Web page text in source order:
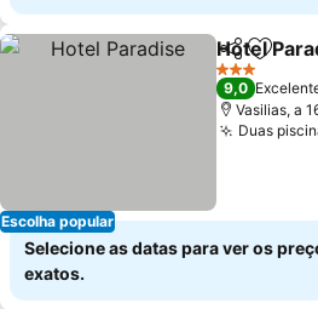
Escolha popular
Partilhar
Hotel
3 Estrelas
9,0
Vasilias, a
Duas
Selecione as datas para ver os
exatos.